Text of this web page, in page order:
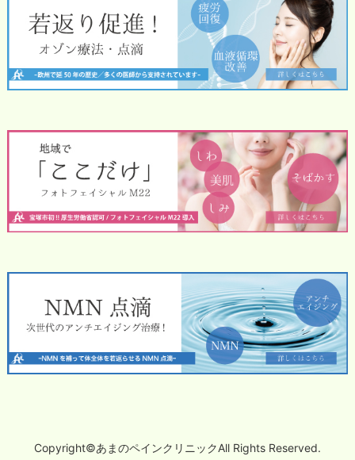
Copyright©あまのペインクリニックAll Rights Reserved.